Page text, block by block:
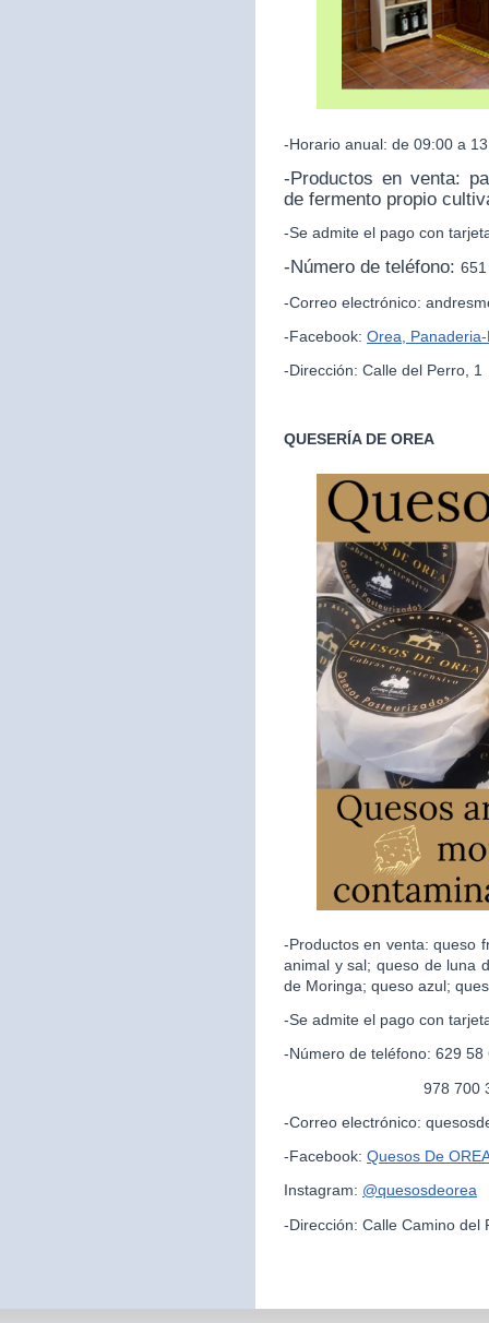
-Horario anual: de 09:00 a
-Productos en venta:
de fermento propio
-Se admite el pago con
-Número de teléfono:
-Correo electrónico:
-Facebook: Orea,
-Dirección: Calle del Perro, 1
QUESERÍA DE OREA
-Productos en venta: queso
animal y sal; queso de luna
de Moringa; queso azul;
-Se admite el pago con
-Número de teléfono: 629 58
978 700 325
-Correo electrónico:
-Facebook: Quesos De
Instagram: @quesosdeorea
-Dirección: Calle Camino del